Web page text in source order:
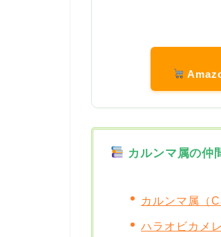
カルンマ属の仲
カルンマ属（
ハラオビカメ